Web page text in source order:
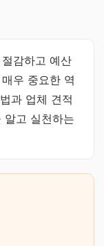
감하고 예산
우 중요한 역
과 업체 견적
알고 실천하는